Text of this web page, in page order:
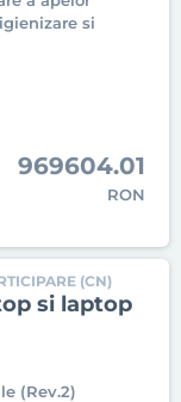
si
969604.01
RON
(CN)
si laptop
(Rev.2)